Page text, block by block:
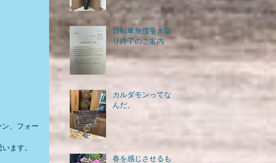
、フォー
ます。
自転車無償引き取
り終了のご案内
カルダモンってな
んだ。
春を感じさせるも